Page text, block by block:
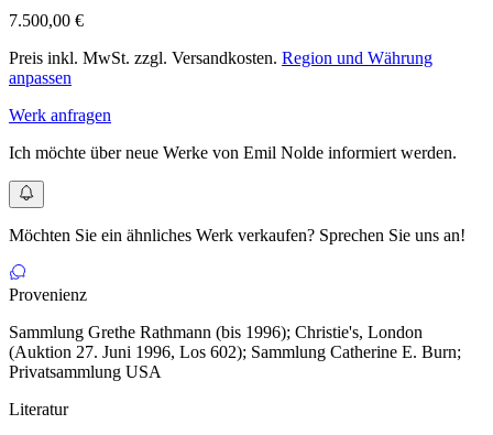
7.500,00 €
Preis inkl. MwSt. zzgl. Versandkosten. Region und Währung
anpassen
Werk anfragen
Ich möchte über neue Werke von Emil Nolde informiert werden.
Möchten Sie ein ähnliches Werk verkaufen? Sprechen Sie uns an!
Provenienz
Sammlung Grethe Rathmann (bis 1996); Christie's, London
(Auktion 27. Juni 1996, Los 602); Sammlung Catherine E. Burn;
Privatsammlung USA
Literatur